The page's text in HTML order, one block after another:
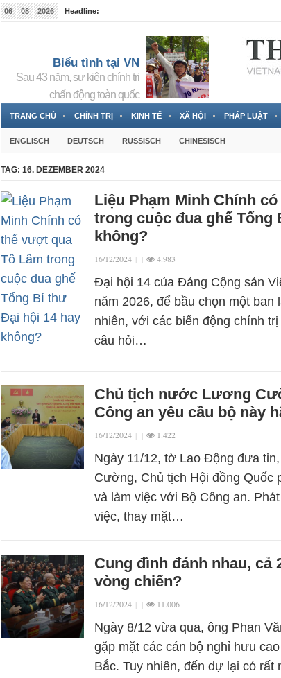
06 08 2026
Headline:
Biểu tình tại VN
Sau 43 năm, sự kiện chính trị
chấn động toàn quốc
TRANG CHỦ CHÍNH TRỊ KINH TẾ XÃ HỘI PHÁP LUẬT
ENGLISCH DEUTSCH RUSSISCH CHINESISCH
TAG: 16. DEZEMBER 2024
Liệu Phạm Minh Chính
trong cuộc đua ghế
không?
16/12/2024 | | 4.983
Đại hội 14 của Đảng Cộng sản
năm 2026, để bầu chọn một
nhiên, với các biến động chính
câu hỏi…
Chủ tịch nước Lương
Công an yêu cầu bộ này
16/12/2024 | | 1.422
Ngày 11/12, tờ Lao Động đưa
Cường, Chủ tịch Hội đồng Quốc
và làm việc với Bộ Công an.
việc, thay mặt…
Cung đình đánh nhau, cả
vòng chiến?
16/12/2024 | | 11.006
Ngày 8/12 vừa qua, ông Phan
gặp mặt các cán bộ nghỉ hưu
Bắc. Tuy nhiên, đến dự lại có rất